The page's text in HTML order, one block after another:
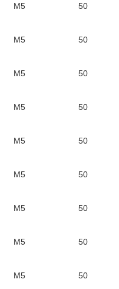
М5 50
М5 50
М5 50
М5 50
М5 50
М5 50
М5 50
М5 50
М5 50